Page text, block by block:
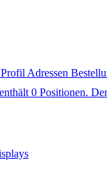
Adressen
0 Positionen.